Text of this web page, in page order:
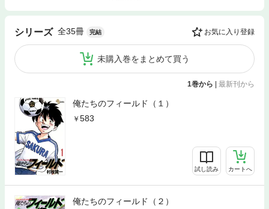
シリーズ 全35冊 完結 お気に入り登録
未購入巻をまとめて買う
1巻から | 最新刊から
俺たちのフィールド（１）
583
試し読み カートへ
俺たちのフィールド（２）